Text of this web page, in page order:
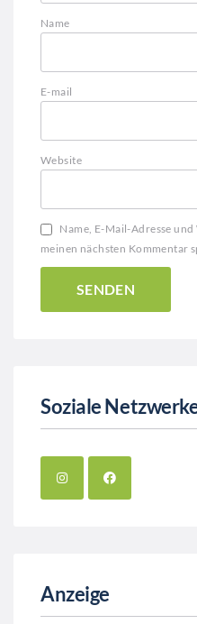
Name
E-mail
Website
Name, E-Mail-Adresse
meinen nächsten Kommentar
Soziale
Anzeige